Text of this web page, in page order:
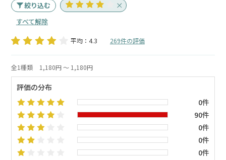
絞り込む
すべて解除
平均：4.3 269件の評価
全1種類 1,180円 ～ 1,180円
評価の分布
0件
90件
0件
0件
0件